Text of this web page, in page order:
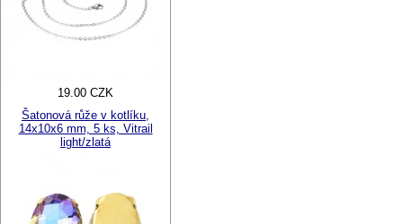
19.00 CZK
Šatonová růže v kotlíku,
14x10x6 mm, 5 ks, Vitrail
light/zlatá